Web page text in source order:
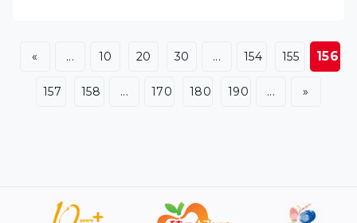
女性；在2024年巴黎奧運奪得拳擊金牌、阿爾及利亞的哈
莉夫和中華台北的林郁婷亦出現性別爭議。國際奧委會一
向將參賽運動員性別規限問題交由各體育項目自行界定，
事。檢測陽性的運動員，只可參加男子或不分性別的賽
« ... 10 20 30 ... 154 155 156
157 158 ... 170 180 190 ... »